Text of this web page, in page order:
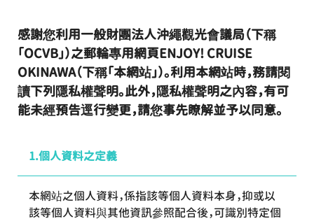
感謝您利用一般財團法人沖繩觀光會議局（下稱
「OCVB」）之郵輪專用網頁ENJOY! CRUISE
OKINAWA（下稱「本網站」）。利用本網站時，務請閱
讀下列隱私權聲明。此外，隱私權聲明之內容，有可
能未經預告逕行變更，請您事先瞭解並予以同意。
個人資料之定義
本網站之個人資料，係指該等個人資料本身，抑或以
該等個人資料與其他資訊參照配合後，可識別特定個